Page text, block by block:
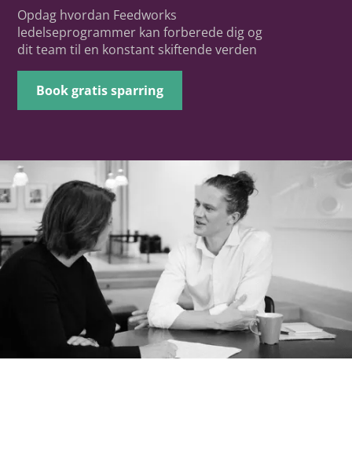
Opdag hvordan Feedworks
ledelseprogrammer kan forberede dig og
dit team til en konstant skiftende verden
Book gratis sparring